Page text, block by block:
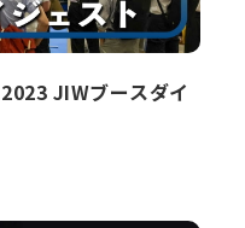
JIWブースダイ